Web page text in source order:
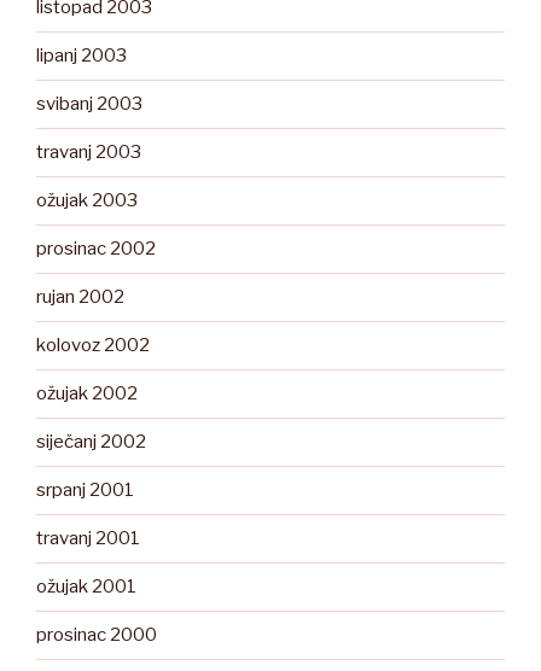
listopad 2003
lipanj 2003
svibanj 2003
travanj 2003
ožujak 2003
prosinac 2002
rujan 2002
kolovoz 2002
ožujak 2002
siječanj 2002
srpanj 2001
travanj 2001
ožujak 2001
prosinac 2000